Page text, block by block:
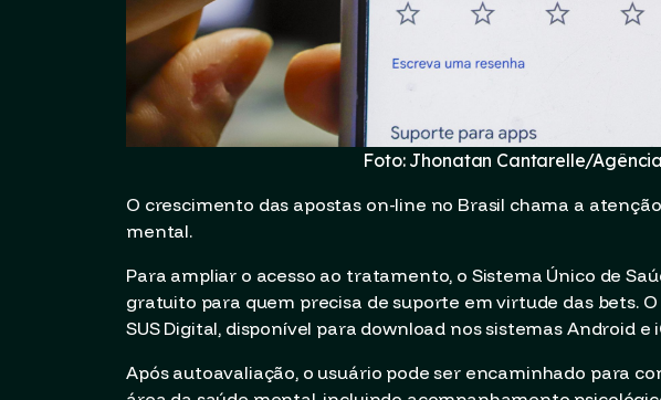
Foto: Jhonatan Cantarelle/
O crescimento das apostas on-line no Brasil chama a
mental.
Para ampliar o acesso ao tratamento, o Sistema Único de
gratuito para quem precisa de suporte em virtude das bets.
SUS Digital, disponível para download nos sistemas Android e
Após autoavaliação, o usuário pode ser encaminhado para